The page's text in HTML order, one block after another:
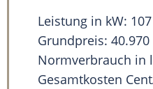
Leistung in kW: 107
Grundpreis: 40.970
Normverbrauch in
Gesamtkosten